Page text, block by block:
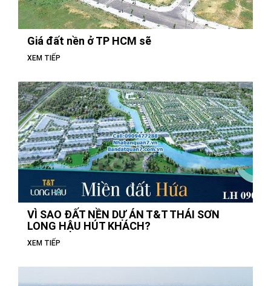
Giá đất nền ở TP HCM sẽ
XEM TIẾP
VÌ SAO ĐẤT NỀN DỰ ÁN T&T THÁI SƠN
LONG HẬU HÚT KHÁCH?
XEM TIẾP